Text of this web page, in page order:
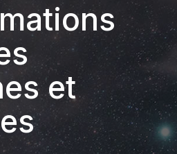
et